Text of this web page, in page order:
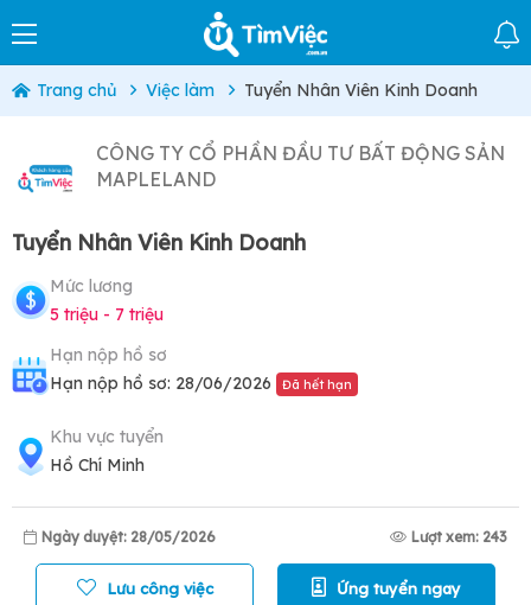
Trang chủ Việc làm Tuyển Nhân Viên Kinh Doanh
CÔNG TY CỔ PHẦN ĐẦU TƯ BẤT ĐỘNG SẢN
MAPLELAND
Tuyển Nhân Viên Kinh Doanh
Mức lương
5 triệu - 7 triệu
Hạn nộp hồ sơ
Hạn nộp hồ sơ: 28/06/2026
Đã hết hạn
Khu vực tuyển
Hồ Chí Minh
Ngày duyệt: 28/05/2026 Lượt xem: 243
Lưu công việc Ứng tuyển ngay